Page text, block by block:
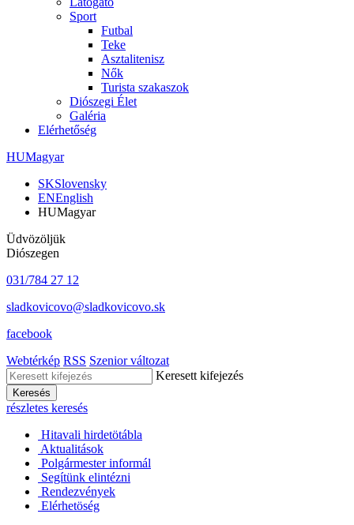
Sport
Futbal
Teke
Asztalitenisz
Nők
Turista szakaszok
Diószegi Élet
Galéria
Elérhetőség
HUMagyar
SKSlovensky
ENEnglish
HUMagyar
Üdvözöljük
Diószegen
031/784 27 12
sladkovicovo@sladkovicovo.sk
facebook
Webtérkép RSS Szenior változat
Keresett kifejezés
Keresés
részletes keresés
Hitavali hirdetötábla
Aktualitások
Polgármester informál
Segítünk elintézni
Rendezvények
Elérhetöség